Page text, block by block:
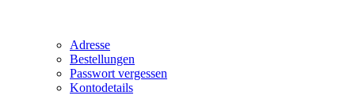
Adresse
Bestellungen
Passwort vergessen
Kontodetails